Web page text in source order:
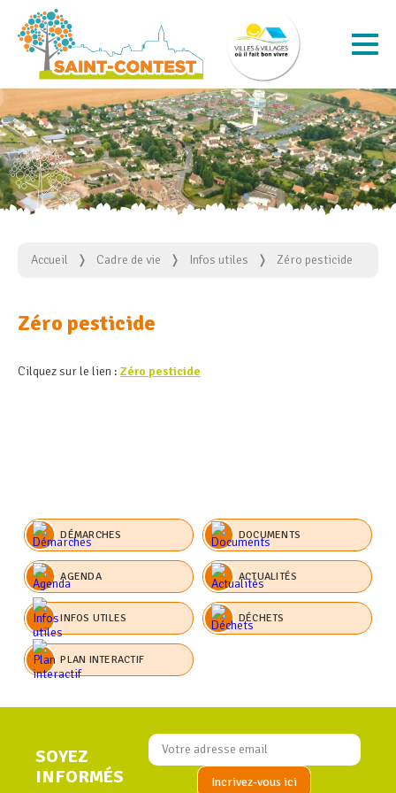
Accueil Cadre de vie Infos utiles Zéro pesticide
Zéro pesticide
Cilquez sur le lien : Zéro pesticide
DÉMARCHES DOCUMENTS
AGENDA ACTUALITÉS
INFOS UTILES DÉCHETS
PLAN INTERACTIF
SOYEZ
INFORMÉS